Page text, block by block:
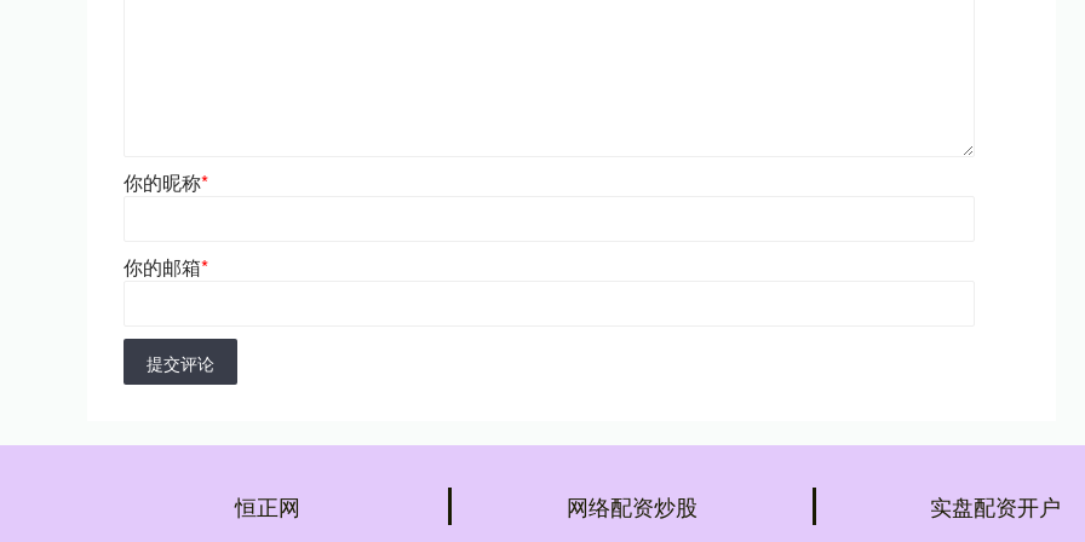
你的昵称*
你的邮箱*
提交评论
恒正网 网络配资炒股 实盘配资开户